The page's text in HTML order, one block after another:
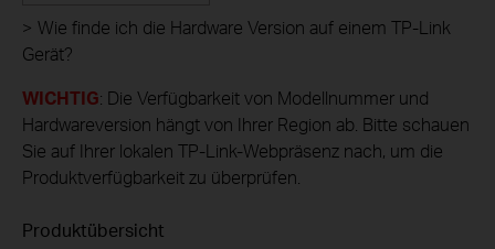
> Wie finde ich die Hardware Version auf einem TP-Link
Gerät?
WICHTIG: Die Verfügbarkeit von Modellnummer und
Hardwareversion hängt von Ihrer Region ab. Bitte schauen
Sie auf Ihrer lokalen TP-Link-Webpräsenz nach, um die
Produktverfügbarkeit zu überprüfen.
Produktübersicht